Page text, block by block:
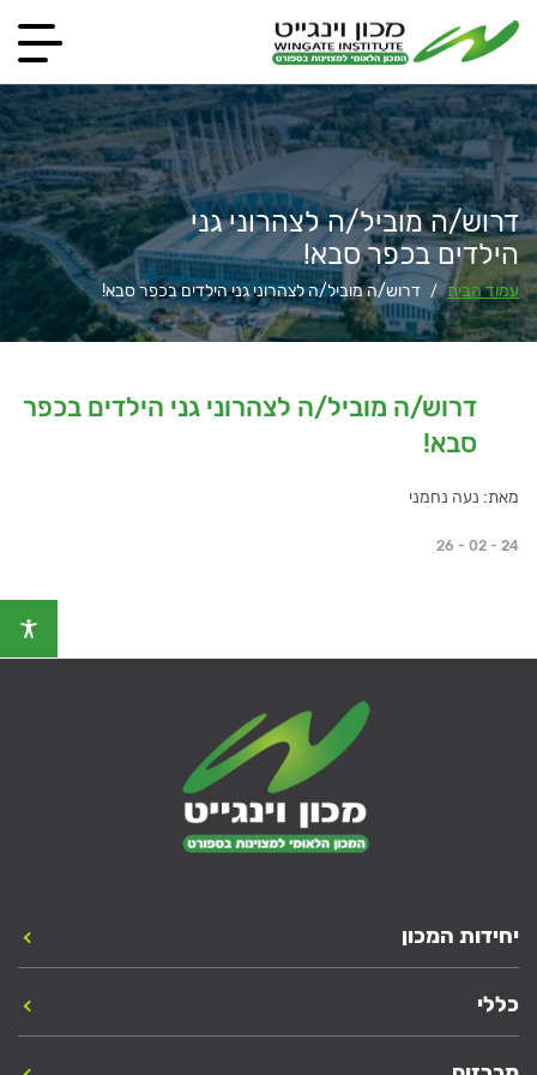
דרוש/ה מוביל/ה לצהרוני גני
הילדים בכפר סבא!
עמוד הבית / דרוש/ה מוביל/ה לצהרוני גני הילדים בכפר סבא!
דרוש/ה מוביל/ה לצהרוני גני הילדים בכפר
סבא!
מאת: נעה נחמני
26 - 02 - 24
יחידות המכון
כללי